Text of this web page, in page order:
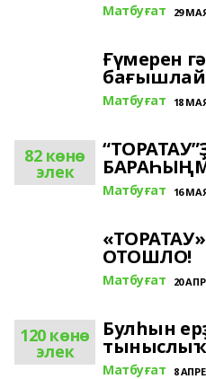
Матбуғат 29
Ғүмерен
бағышлай
Матбуғат 18
82 көнө
элек
Матбуғат 16
ОТОШЛО!
Матбуғат 20
120 көнө
элек
Булһын
Матбуғат 8